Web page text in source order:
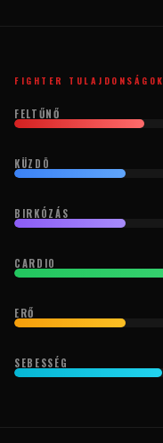
FIGHTER TULAJDONSÁGOK
FELTŰNŐ
KÜZDÕ
BIRKÓZÁS
CARDIO
ERŐ
SEBESSÉG